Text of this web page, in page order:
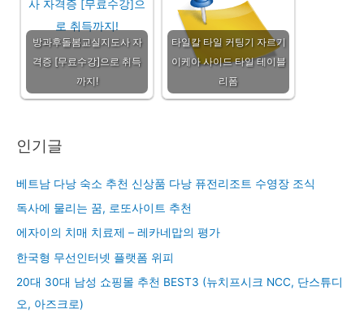
방과후돌봄교실지도사 자
격증 [무료수강]으로 취득
까지!
타일칼 타일 커팅기 자르기
이케아 사이드 타일 테이블
리폼
인기글
베트남 다낭 숙소 추천 신상품 다낭 퓨전리조트 수영장 조식
독사에 물리는 꿈, 로또사이트 추천
에자이의 치매 치료제 – 레카네맙의 평가
한국형 무선인터넷 플랫폼 위피
20대 30대 남성 쇼핑몰 추천 BEST3 (뉴치프시크 NCC, 단스튜디
오, 아즈크로)